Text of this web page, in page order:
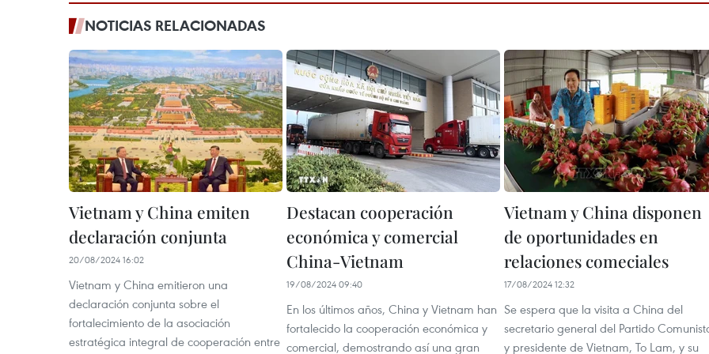
NOTICIAS RELACIONADAS
Vietnam y China emiten
declaración conjunta
20/08/2024 16:02
Vietnam y China emitieron una
declaración conjunta sobre el
fortalecimiento de la asociación
estratégica integral de cooperación entre
Destacan cooperación
económica y comercial
China-Vietnam
19/08/2024 09:40
En los últimos años, China y Vietnam han
fortalecido la cooperación económica y
comercial, demostrando así una gran
Vietnam y China disponen
de oportunidades en
relaciones comeciales
17/08/2024 12:32
Se espera que la visita a China del
secretario general del Partido
y presidente de Vietnam, To Lam, y su